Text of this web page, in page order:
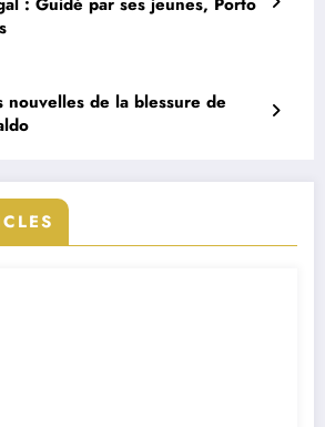
nouvelles de la blessure de